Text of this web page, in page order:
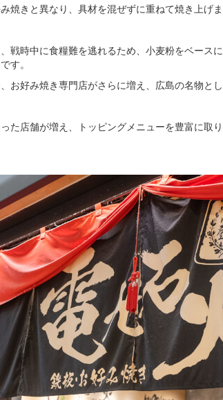
焼きと異なり、具材を混ぜずに重ねて焼き上げま
戦時中に食糧難を逃れるため、小麦粉をベース
す。
お好み焼き専門店がさらに増え、広島の名物と
た店舗が増え、トッピングメニューを豊富に取